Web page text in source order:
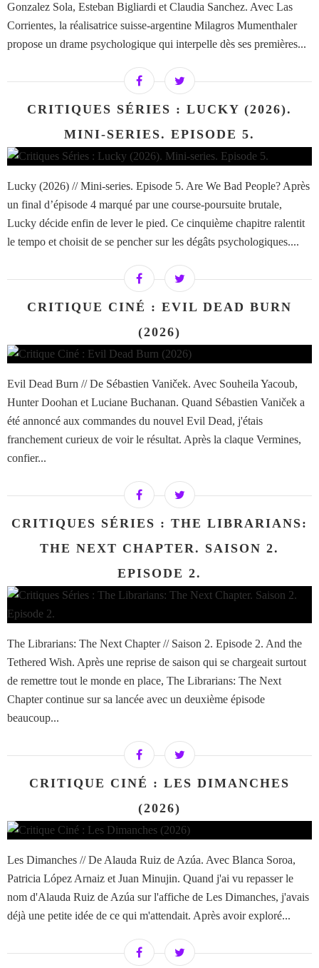
Gonzalez Sola, Esteban Bigliardi et Claudia Sanchez. Avec Las
Corrientes, la réalisatrice suisse-argentine Milagros Mumenthaler
propose un drame psychologique qui interpelle dès ses premières...
CRITIQUES SÉRIES : LUCKY (2026).
MINI-SERIES. EPISODE 5.
Lucky (2026) // Mini-series. Episode 5. Are We Bad People? Après
un final d’épisode 4 marqué par une course-poursuite brutale,
Lucky décide enfin de lever le pied. Ce cinquième chapitre ralentit
le tempo et choisit de se pencher sur les dégâts psychologiques....
CRITIQUE CINÉ : EVIL DEAD BURN
(2026)
Evil Dead Burn // De Sébastien Vaniček. Avec Souheila Yacoub,
Hunter Doohan et Luciane Buchanan. Quand Sébastien Vaniček a
été annoncé aux commandes du nouvel Evil Dead, j'étais
franchement curieux de voir le résultat. Après la claque Vermines,
confier...
CRITIQUES SÉRIES : THE LIBRARIANS:
THE NEXT CHAPTER. SAISON 2.
EPISODE 2.
The Librarians: The Next Chapter // Saison 2. Episode 2. And the
Tethered Wish. Après une reprise de saison qui se chargeait surtout
de remettre tout le monde en place, The Librarians: The Next
Chapter continue sur sa lancée avec un deuxième épisode
beaucoup...
CRITIQUE CINÉ : LES DIMANCHES
(2026)
Les Dimanches // De Alauda Ruiz de Azúa. Avec Blanca Soroa,
Patricia López Arnaiz et Juan Minujin. Quand j'ai vu repasser le
nom d'Alauda Ruiz de Azúa sur l'affiche de Les Dimanches, j'avais
déjà une petite idée de ce qui m'attendait. Après avoir exploré...